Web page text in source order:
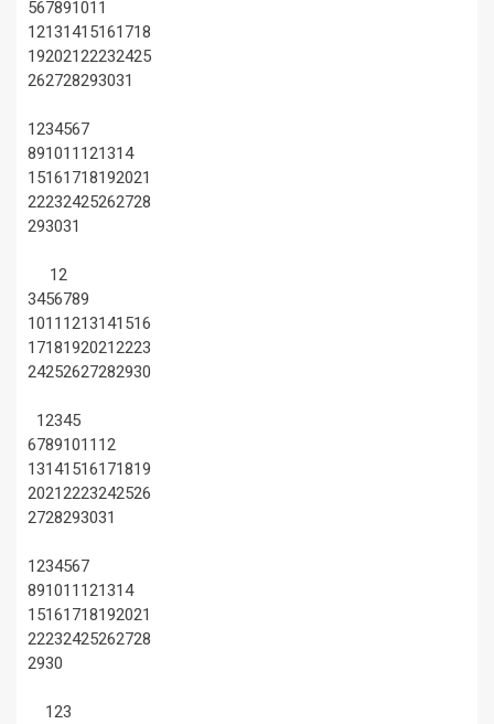
567891011
12131415161718
19202122232425
262728293031
1234567
891011 121314
15161718192021
22232425262728
293031
12
3456789
1011 1213141516
17181920212223
24252627282930
12345
67891011 12
13141516171819
20212223242526
2728293031
1234567
891011 121314
15161718192021
22232425262728
2930
123